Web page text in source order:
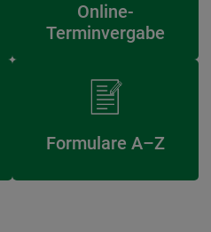
Online-
Terminvergabe
Formulare A–Z